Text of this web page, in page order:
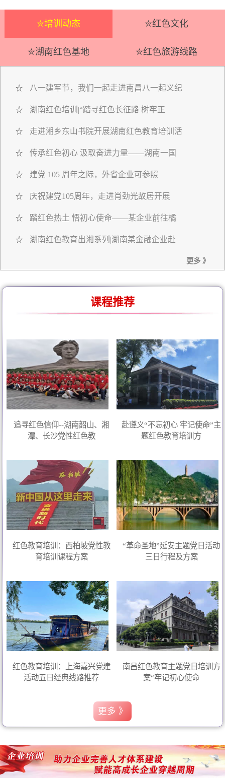
✮培训动态 ✮红色文化
✮湖南红色基地 ✮红色旅游线路
☆ 八一建军节，我们一起走进南昌八一起义纪
☆ 湖南红色培训|“踏寻红色长征路 树牢正
☆ 走进湘乡东山书院开展湖南红色教育培训活
☆ 传承红色初心 汲取奋进力量——湖南一国
☆ 建党 105 周年之际，外省企业可参照
☆ 庆祝建党105周年，走进肖劲光故居开展
☆ 踏红色热土 悟初心使命——某企业前往橘
☆ 湖南红色教育出湘系列|湖南某金融企业赴
更多 》
课程推荐
追寻红色信仰--湖南韶山、湘
潭、长沙党性红色教
赴遵义“不忘初心 牢记使命”主
题红色教育培训方
红色教育培训：西柏坡党性教
育培训课程方案
“革命圣地”延安主题党日活动
三日行程及方案
红色教育培训：上海嘉兴党建
活动五日经典线路推荐
南昌红色教育主题党日培训方
案“牢记初心使命
更多 》